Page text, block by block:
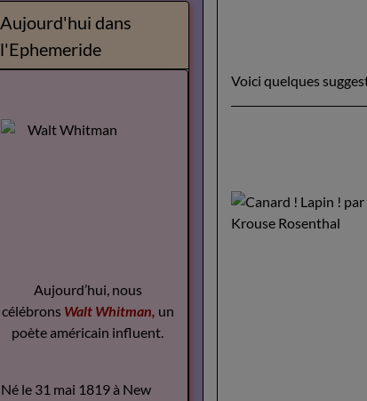
Voici quelques
Aujourd'hui dans
l'Ephemeride
Aujourd’hui, nous
célébrons Walt Whitman, un
poète américain influent.
Né le 31 mai 1819 à New